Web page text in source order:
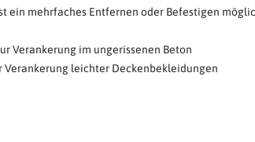
ein mehrfaches Entfernen oder Befestigen
Verankerung im ungerissenen Beton
Verankerung leichter Deckenbekleidungen